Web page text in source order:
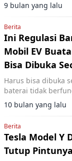
9 bulan yang lalu
Berita
Ini Regulasi
Mobil EV
Bisa Dibuka
Harus bisa dibuka
baterai tidak
10 bulan yang lalu
Berita
Tesla Model Y
Tutup Pintunya